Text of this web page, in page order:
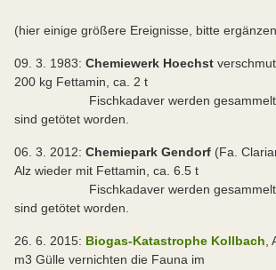
(hier einige größere Ereignisse, bitte
09. 3. 1983: Chemiewerk Hoechst
200 kg Fettamin, ca. 2 t
Fischkadaver werden gesammelt,
sind getötet worden.
06. 3. 2012: Chemiepark Gendorf (Fa.
Alz wieder mit Fettamin, ca. 6.5 t
Fischkadaver werden gesammelt,
sind getötet worden.
26. 6. 2015: Biogas-Katastrophe Kollbach
m3 Gülle vernichten die Fauna im